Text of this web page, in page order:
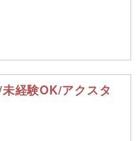
経験OK/アクスタ